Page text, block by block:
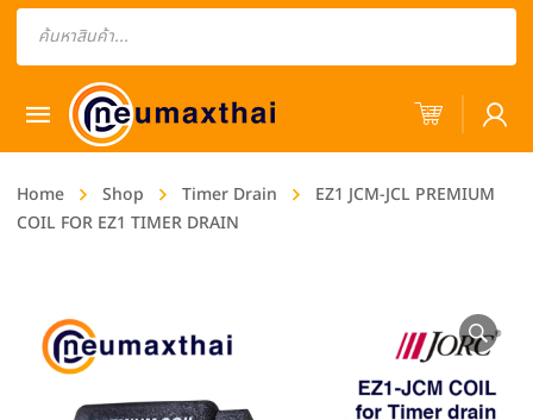
Products
search
Home Shop Timer Drain
EZ1 JCM-JCL PREMIUM
COIL FOR EZ1 TIMER DRAIN